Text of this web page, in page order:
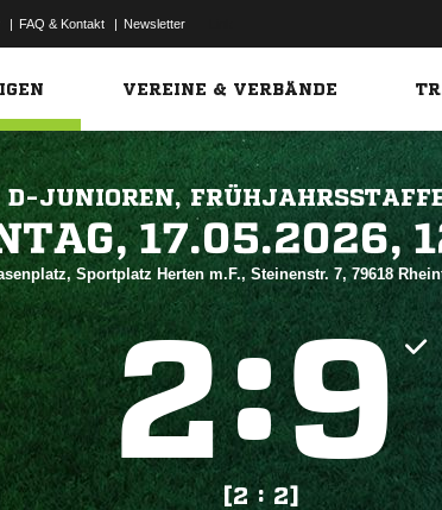
| FAQ & Kontakt | Newsletter
VEREINE & VERBÄNDE
D-JUNIOREN,

Sportplatz Herten m.F., Steinenstr. 7, 79618
:
[2 : 2]